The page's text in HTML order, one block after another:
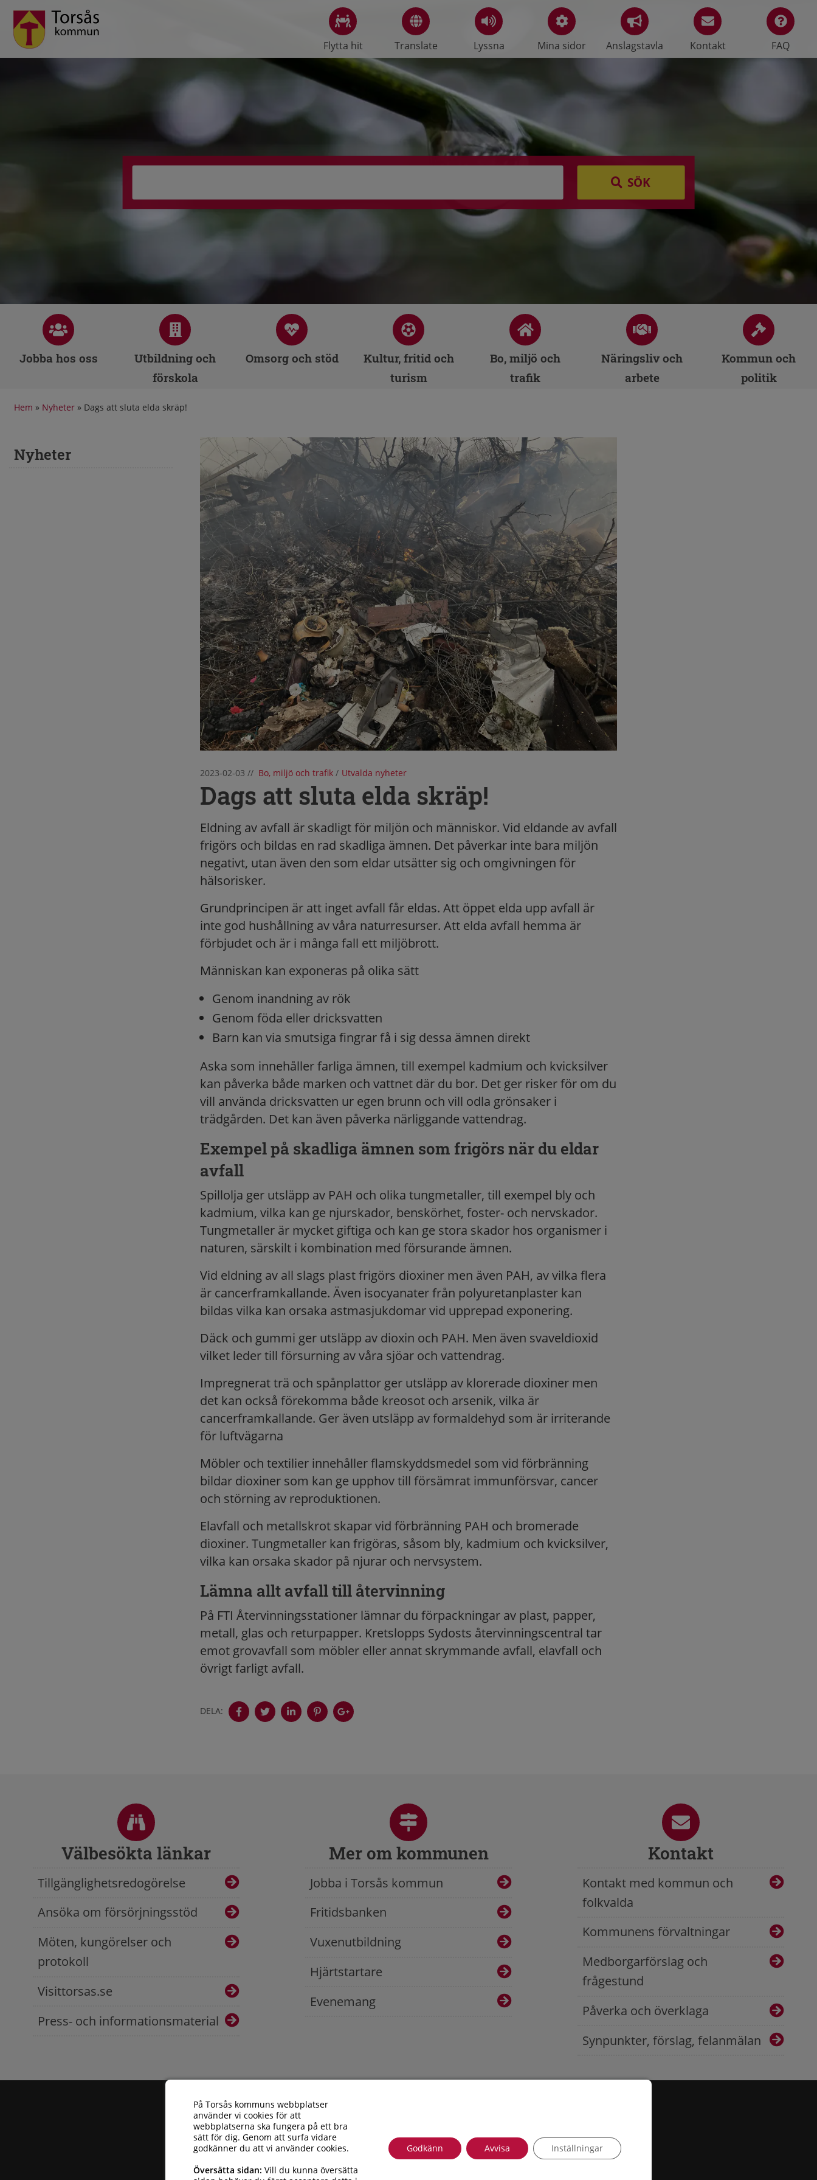
Flytta hit Translate Lyssna Mina sidor Anslagstavla Kontakt FAQ
SÖK
Jobba hos oss
Utbildning och
förskola
Omsorg och stöd
Kultur, fritid och
turism
Bo, miljö och
trafik
Näringsliv och
arbete
Kommun och
politik
Hem » Nyheter » Dags att sluta elda skräp!
Nyheter
2023-02-03 // Bo, miljö och trafik / Utvalda nyheter
Dags att sluta elda skräp!
Eldning av avfall är skadligt för miljön och människor. Vid eldande av avfall
frigörs och bildas en rad skadliga ämnen. Det påverkar inte bara miljön
negativt, utan även den som eldar utsätter sig och omgivningen för
hälsorisker.
Grundprincipen är att inget avfall får eldas. Att öppet elda upp avfall är
inte god hushållning av våra naturresurser. Att elda avfall hemma är
förbjudet och är i många fall ett miljöbrott.
Människan kan exponeras på olika sätt
Genom inandning av rök
Genom föda eller dricksvatten
Barn kan via smutsiga fingrar få i sig dessa ämnen direkt
Aska som innehåller farliga ämnen, till exempel kadmium och kvicksilver
kan påverka både marken och vattnet där du bor. Det ger risker för om du
vill använda dricksvatten ur egen brunn och vill odla grönsaker i
trädgården. Det kan även påverka närliggande vattendrag.
Exempel på skadliga ämnen som frigörs när du eldar
avfall
Spillolja ger utsläpp av PAH och olika tungmetaller, till exempel bly och
kadmium, vilka kan ge njurskador, benskörhet, foster- och nervskador.
Tungmetaller är mycket giftiga och kan ge stora skador hos organismer i
naturen, särskilt i kombination med försurande ämnen.
Vid eldning av all slags plast frigörs dioxiner men även PAH, av vilka flera
är cancerframkallande. Även isocyanater från polyuretanplaster kan
bildas vilka kan orsaka astmasjukdomar vid upprepad exponering.
Däck och gummi ger utsläpp av dioxin och PAH. Men även svaveldioxid
vilket leder till försurning av våra sjöar och vattendrag.
Impregnerat trä och spånplattor ger utsläpp av klorerade dioxiner men
det kan också förekomma både kreosot och arsenik, vilka är
cancerframkallande. Ger även utsläpp av formaldehyd som är irriterande
för luftvägarna
Möbler och textilier innehåller flamskyddsmedel som vid förbränning
bildar dioxiner som kan ge upphov till försämrat immunförsvar, cancer
och störning av reproduktionen.
Elavfall och metallskrot skapar vid förbränning PAH och bromerade
dioxiner. Tungmetaller kan frigöras, såsom bly, kadmium och kvicksilver,
vilka kan orsaka skador på njurar och nervsystem.
Lämna allt avfall till återvinning
På FTI Återvinningsstationer lämnar du förpackningar av plast, papper,
metall, glas och returpapper. Kretslopps Sydosts återvinningscentral tar
emot grovavfall som möbler eller annat skrymmande avfall, elavfall och
övrigt farligt avfall.
DELA:
På Torsås kommuns webbplatser
använder vi cookies för att
webbplatserna ska fungera på ett bra
sätt för dig. Genom att surfa vidare
godkänner du att vi använder cookies.
Översätta sidan: Vill du kunna översätta
Godkänn Avvisa Inställningar
Välbesökta länkar
Tillgänglighetsredogörelse
Ansöka om försörjningsstöd
Möten, kungörelser och
protokoll
Visittorsas.se
Press- och informationsmaterial
Mer om kommunen
Jobba i Torsås kommun
Fritidsbanken
Vuxenutbildning
Hjärtstartare
Evenemang
Kontakt
Kontakt med kommun och
folkvalda
Kommunens förvaltningar
Medborgarförslag och
frågestund
Påverka och överklaga
Synpunkter, förslag, felanmälan
Torsås kommun
| Besöksadress: Allfargatan 26 | Postadress: Torsås kommun, Box 503, 385 25 Torsås